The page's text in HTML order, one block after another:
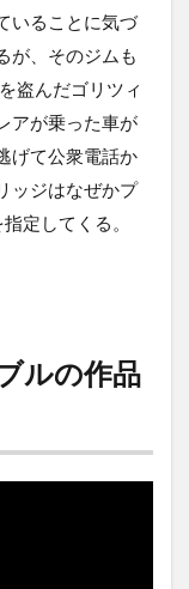
いることに気づ
が、そのジムも
盗んだゴリツィ
アが乗った車が
げて公衆電話か
ッジはなぜかプ
定してくる。
ルの作品